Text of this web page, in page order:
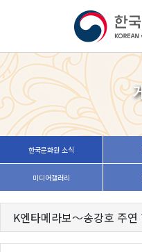
한국문화원 소식
미디어갤러리
K엔타메라보～송강호 주연